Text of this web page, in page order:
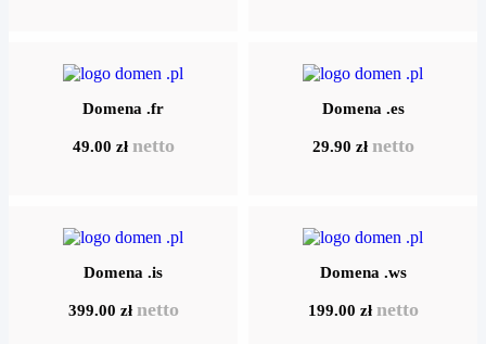
Domena .fr
49.00 zł netto
Domena .es
29.90 zł netto
Domena .is
399.00 zł netto
Domena .ws
199.00 zł netto